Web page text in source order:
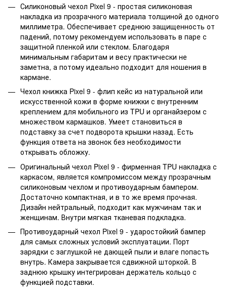
Силиконовый чехол Pixel 9 - простая силиконовая
накладка из прозрачного материала толщиной до одного
миллиметра. Обеспечивает среднюю защищенность от
падений, потому рекомендуем использовать в паре с
защитной пленкой или стеклом. Благодаря
минимальным габаритам и весу практически не
заметна, а потому идеально подходит для ношения в
кармане.
Чехол книжка Pixel 9 - флип кейс из натуральной или
искусственной кожи в форме книжки с внутренним
креплением для мобильного из TPU и органайзером с
множеством кармашков. Умеет становиться в
подставку за счет подворота крышки назад. Есть
функция ответа на звонок без необходимости
открывать обложку.
Оригинальный чехол Pixel 9 - фирменная TPU накладка с
каркасом, является компромиссом между прозрачным
силиконовым чехлом и противоударным бампером.
Достаточно компактная, и в то же время прочная.
Дизайн нейтральный, подходит как мужчинам так и
женщинам. Внутри мягкая тканевая подкладка.
Противоударный чехол Pixel 9 - ударостойкий бампер
для самых сложных условий эксплуатации. Порт
зарядки с заглушкой не дающей пыли и влаге попасть
внутрь. Камера закрывается сдвижной шторкой. В
заднюю крышку интегрирован держатель кольцо с
функцией подставки.